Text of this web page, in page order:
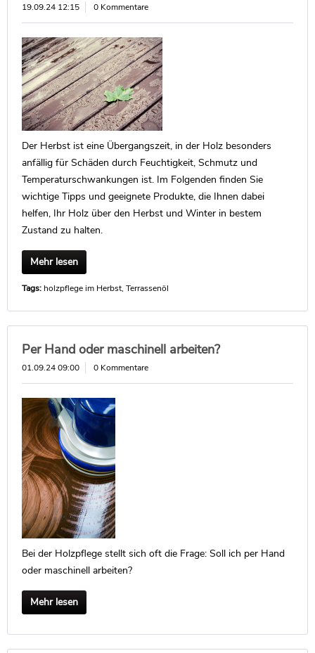
19.09.24 12:15 0 Kommentare
Der Herbst ist eine Übergangszeit, in der Holz besonders
anfällig für Schäden durch Feuchtigkeit, Schmutz und
Temperaturschwankungen ist. Im Folgenden finden Sie
wichtige Tipps und geeignete Produkte, die Ihnen dabei
helfen, Ihr Holz über den Herbst und Winter in bestem
Zustand zu halten.
Mehr lesen
Tags:holzpflege im Herbst, Terrassenöl
Per Hand oder maschinell arbeiten?
01.09.24 09:00 0 Kommentare
Bei der Holzpflege stellt sich oft die Frage: Soll ich per Hand
oder maschinell arbeiten?
Mehr lesen